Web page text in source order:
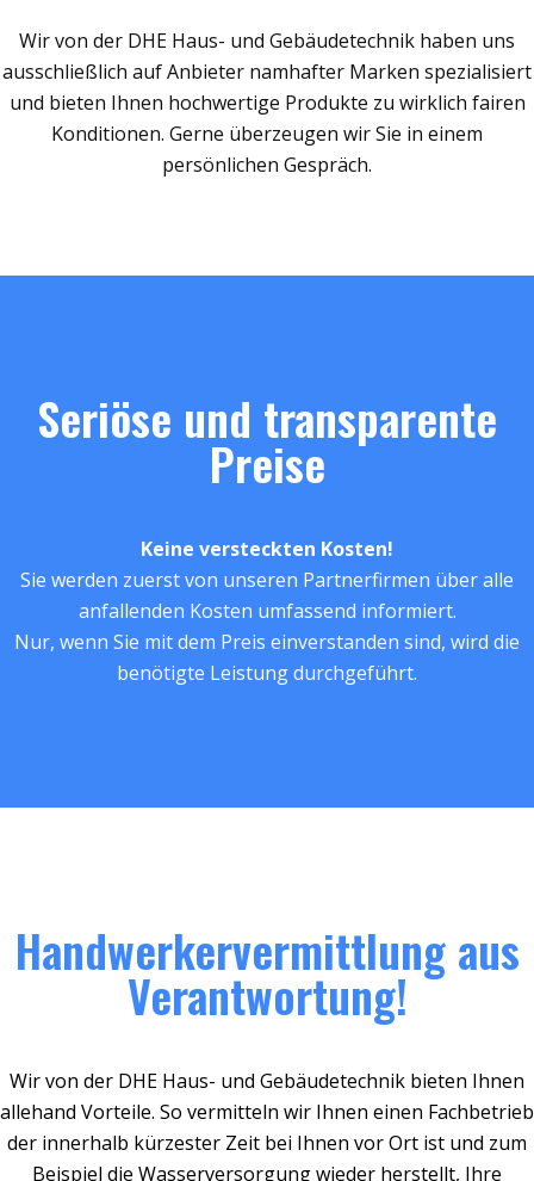
Wir von der DHE Haus- und Gebäudetechnik haben uns
ausschließlich auf Anbieter namhafter Marken spezialisiert
und bieten Ihnen hochwertige Produkte zu wirklich fairen
Konditionen. Gerne überzeugen wir Sie in einem
persönlichen Gespräch.
Seriöse und transparente
Preise
Keine versteckten Kosten!
Sie werden zuerst von unseren Partnerfirmen über alle
anfallenden Kosten umfassend informiert.
Nur, wenn Sie mit dem Preis einverstanden sind, wird die
benötigte Leistung durchgeführt.
Handwerkervermittlung aus
Verantwortung!
Wir von der DHE Haus- und Gebäudetechnik bieten Ihnen
allehand Vorteile. So vermitteln wir Ihnen einen Fachbetrieb
der innerhalb kürzester Zeit bei Ihnen vor Ort ist und zum
Beispiel die Wasserversorgung wieder herstellt, Ihre